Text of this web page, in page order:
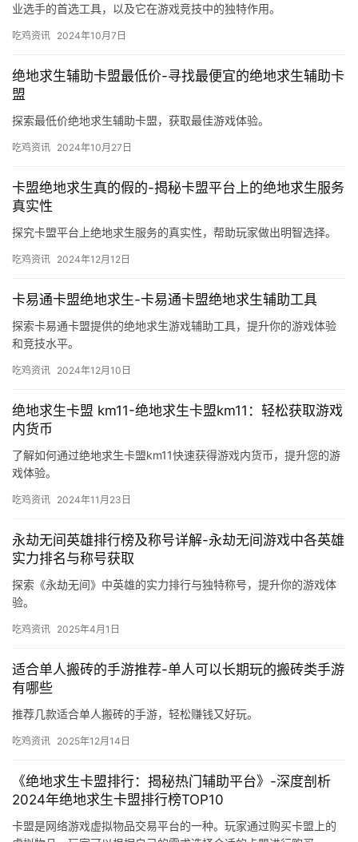
业选手的首选工具，以及它在游戏竞技中的独特作用。
吃鸡资讯 2024年10月7日
绝地求生辅助卡盟最低价-寻找最便宜的绝地求生辅助卡
盟
探索最低价绝地求生辅助卡盟，获取最佳游戏体验。
吃鸡资讯 2024年10月27日
卡盟绝地求生真的假的-揭秘卡盟平台上的绝地求生服务
真实性
探究卡盟平台上绝地求生服务的真实性，帮助玩家做出明智选择。
吃鸡资讯 2024年12月12日
卡易通卡盟绝地求生-卡易通卡盟绝地求生辅助工具
探索卡易通卡盟提供的绝地求生游戏辅助工具，提升你的游戏体验
和竞技水平。
吃鸡资讯 2024年12月10日
绝地求生卡盟 km11-绝地求生卡盟km11：轻松获取游戏
内货币
了解如何通过绝地求生卡盟km11快速获得游戏内货币，提升您的游
戏体验。
吃鸡资讯 2024年11月23日
永劫无间英雄排行榜及称号详解-永劫无间游戏中各英雄
实力排名与称号获取
探索《永劫无间》中英雄的实力排行与独特称号，提升你的游戏体
验。
吃鸡资讯 2025年4月1日
适合单人搬砖的手游推荐-单人可以长期玩的搬砖类手游
有哪些
推荐几款适合单人搬砖的手游，轻松赚钱又好玩。
吃鸡资讯 2025年12月14日
《绝地求生卡盟排行：揭秘热门辅助平台》-深度剖析
2024年绝地求生卡盟排行榜TOP10
卡盟是网络游戏虚拟物品交易平台的一种。玩家通过购买卡盟上的